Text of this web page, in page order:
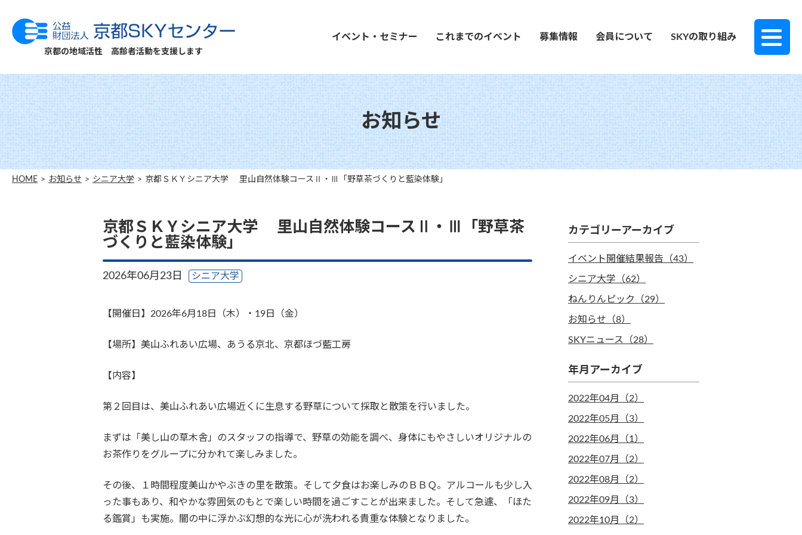
京都の地域活性 高齢者活動を支援します
イベント・セミナー これまでのイベント 募集情報 会員について SKYの取り組み
お知らせ
HOME お知らせ シニア大学 京都ＳＫＹシニア大学 里山自然体験コースⅡ・Ⅲ「野草茶づくりと藍染体験」
京都ＳＫＹシニア大学 里山自然体験コースⅡ・Ⅲ「野草茶
づくりと藍染体験」
2026年06月23日 シニア大学
【開催日】2026年6月18日（木）・19日（金）
【場所】美山ふれあい広場、あうる京北、京都ほづ藍工房
【内容】
第２回目は、美山ふれあい広場近くに生息する野草について採取と散策を行いました。
まずは「美し山の草木舎」のスタッフの指導で、野草の効能を調べ、身体にもやさしいオリジナルの
お茶作りをグループに分かれて楽しみました。
その後、１時間程度美山かやぶきの里を散策。そして夕食はお楽しみのＢＢＱ。アルコールも少し入
った事もあり、和やかな雰囲気のもとで楽しい時間を過ごすことが出来ました。そして急遽、「ほた
る鑑賞」も実施。闇の中に浮かぶ幻想的な光に心が洗われる貴重な体験となりました。
カテゴリーアーカイブ
イベント開催結果報告（43）
シニア大学（62）
ねんりんピック（29）
お知らせ（8）
SKYニュース（28）
年月アーカイブ
2022年04月（2）
2022年05月（3）
2022年06月（1）
2022年07月（2）
2022年08月（2）
2022年09月（3）
2022年10月（2）